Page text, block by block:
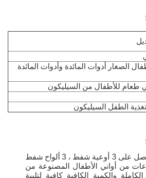
الصغار أدوات المائدة وأدوات المائدة
طعام للأطفال من السيليكون
الطفل السيليكون
· تتضمن العبوة: ستحصل على 3 أوعية شفط ، 3 ألواح شفط
3 مجموعات من أواني الأطفال المصنوعة من
والكمية الكافية كافية لتلبية